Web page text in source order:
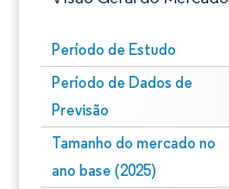
Período de Estudo
Período de Dados de
Previsão
Tamanho do mercado no
ano base (2025)